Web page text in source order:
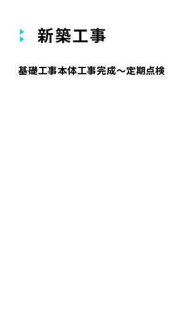
新築工事
基礎工事本体工事完成〜定期点検